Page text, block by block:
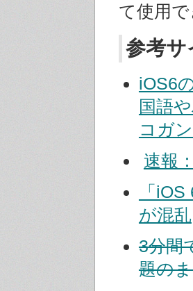
て使用で
参考サ
iOS6
国語
コガ
速報
「
が混乱
3分間
題の